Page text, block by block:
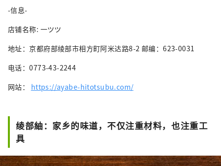
-信息-
店铺名称: 一ツツ
地址：京都府部绫部市相方町阿米达路8-2 邮编：623-0031
电话：0773-43-2244
网站： https://ayabe-hitotsubu.com/
绫部紬：家乡的味道，不仅注重材料，也注重工
具